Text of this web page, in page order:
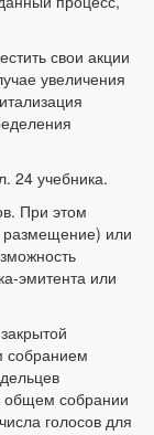
свои акции
увеличения
24 учебника.
При этом
размещение) или
эмитента или
собранием
общем собрании
голосов для